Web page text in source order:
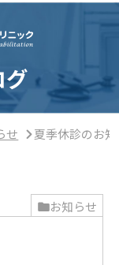
グ
せ 夏季休診のお
お知らせ